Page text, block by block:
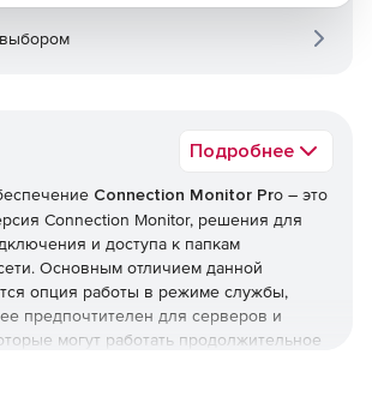
Подробнее
Connection Monitor Pro – это
Connection Monitor, решения для
и доступа к папкам
Основным отличием данной
опция работы в режиме службы,
предпочтителен для серверов и
могут работать продолжительное